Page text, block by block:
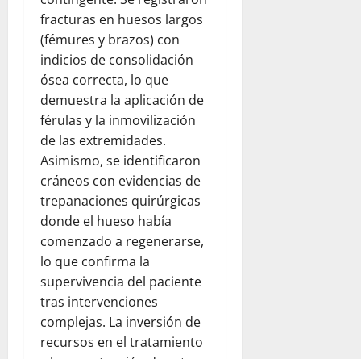
fracturas en huesos largos
(fémures y brazos) con
indicios de consolidación
ósea correcta, lo que
demuestra la aplicación de
férulas y la inmovilización
de las extremidades.
Asimismo, se identificaron
cráneos con evidencias de
trepanaciones quirúrgicas
donde el hueso había
comenzado a regenerarse,
lo que confirma la
supervivencia del paciente
tras intervenciones
complejas. La inversión de
recursos en el tratamiento